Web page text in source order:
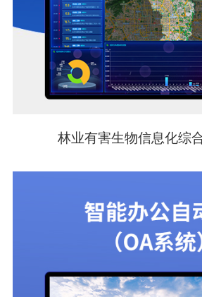
林业有害生物信息化综